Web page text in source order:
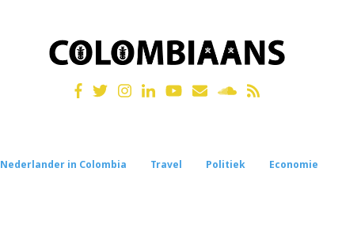
Nederlander in Colombia Travel Politiek Economie